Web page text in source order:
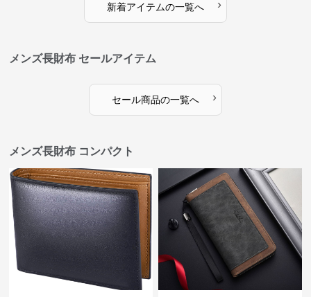
新着アイテムの一覧へ ›
メンズ長財布 セールアイテム
セール商品の一覧へ ›
メンズ長財布 コンパクト